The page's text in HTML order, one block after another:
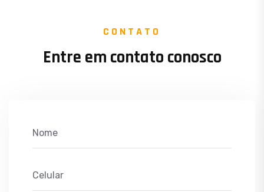
CONTATO
Entre em contato conosco